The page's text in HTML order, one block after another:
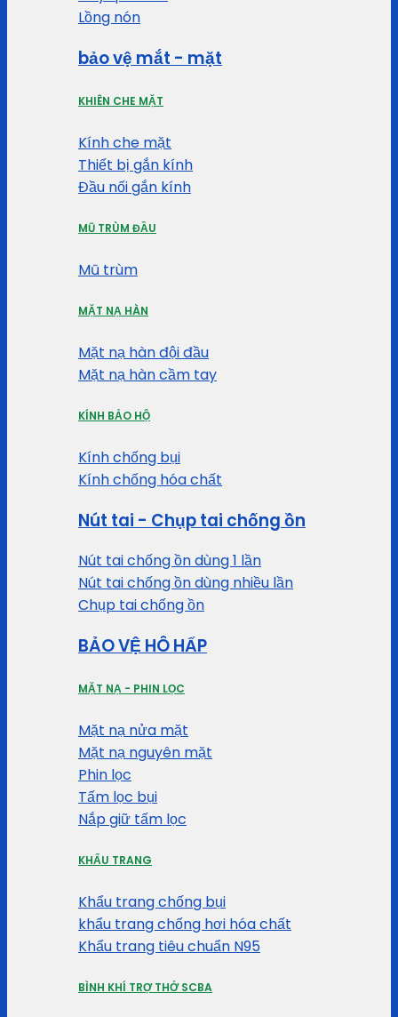
Lồng nón
bảo vệ mắt - mặt
KHIÊN CHE MẶT
Kính che mặt
Thiết bị gắn kính
Đầu nối gắn kính
MŨ TRÙM ĐẦU
Mũ trùm
MẶT NẠ HÀN
Mặt nạ hàn đội đầu
Mặt nạ hàn cầm tay
KÍNH BẢO HỘ
Kính chống bụi
Kính chống hóa chất
Nút tai - Chụp tai chống ồn
Nút tai chống ồn dùng 1 lần
Nút tai chống ồn dùng nhiều lần
Chụp tai chống ồn
BẢO VỆ HÔ HẤP
MẶT NẠ - PHIN LỌC
Mặt nạ nửa mặt
Mặt nạ nguyên mặt
Phin lọc
Tấm lọc bụi
Nắp giữ tấm lọc
KHẨU TRANG
Khẩu trang chống bụi
khẩu trang chống hơi hóa chất
Khẩu trang tiêu chuẩn N95
BÌNH KHÍ TRỢ THỞ SCBA